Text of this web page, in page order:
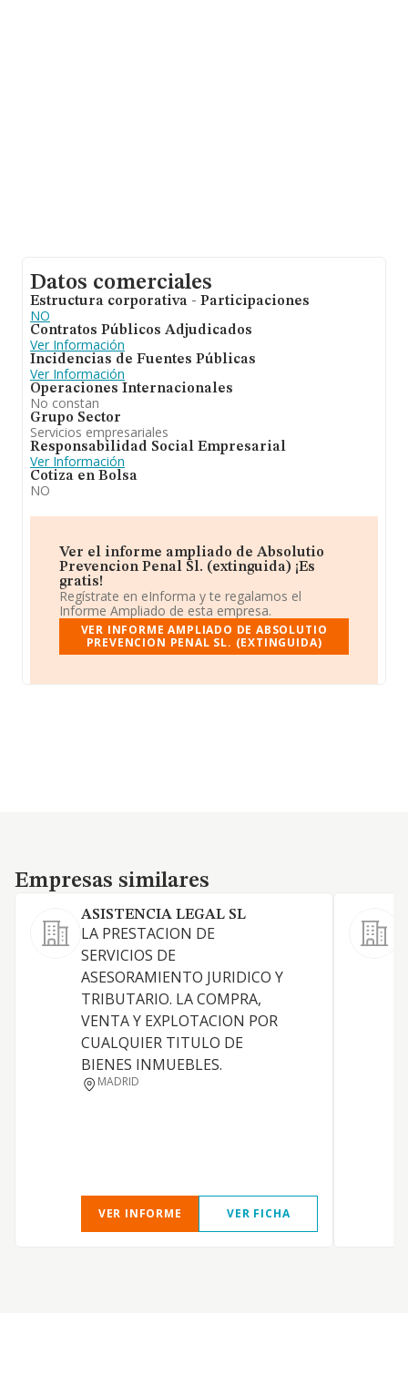
Datos comerciales
Estructura corporativa - Participaciones
NO
Contratos Públicos Adjudicados
Ver Información
Incidencias de Fuentes Públicas
Ver Información
Operaciones Internacionales
No constan
Grupo Sector
Servicios empresariales
Responsabilidad Social Empresarial
Ver Información
Cotiza en Bolsa
NO
Ver el informe ampliado de Absolutio
Prevencion Penal Sl. (extinguida) ¡Es
gratis!
Regístrate en eInforma y te regalamos el
Informe Ampliado de esta empresa.
VER INFORME AMPLIADO DE ABSOLUTIO
PREVENCION PENAL SL. (EXTINGUIDA)
Empresas similares
Empresas similares
ASISTENCIA LEGAL SL
LA PRESTACION DE
SERVICIOS DE
ASESORAMIENTO JURIDICO Y
TRIBUTARIO. LA COMPRA,
VENTA Y EXPLOTACION POR
CUALQUIER TITULO DE
BIENES INMUEBLES.
MADRID
VER INFORME VER FICHA